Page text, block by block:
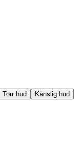
Torr hud Känslig hud